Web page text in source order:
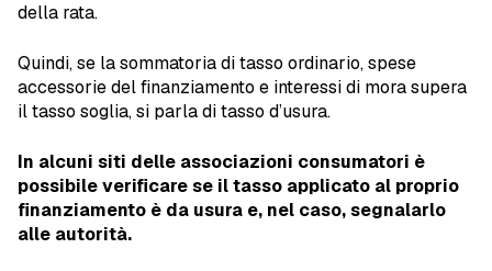
della rata.
Quindi, se la sommatoria di tasso ordinario, spese
accessorie del finanziamento e interessi di mora supera
il tasso soglia, si parla di tasso d’usura.
In alcuni siti delle associazioni consumatori è
possibile verificare se il tasso applicato al proprio
finanziamento è da usura e, nel caso, segnalarlo
alle autorità.